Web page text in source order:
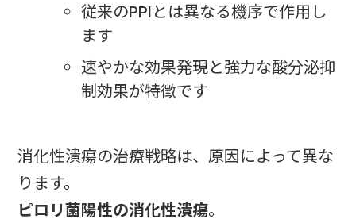
従来のPPIとは異なる機序で作用し
ます
速やかな効果発現と強力な酸分泌抑
制効果が特徴です
消化性潰瘍の治療戦略は、原因によって異な
ります。
ピロリ菌陽性の消化性潰瘍。